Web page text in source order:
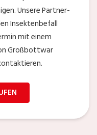
Unsere Partner-
Insektenbefall
mit einem
Großbottwar